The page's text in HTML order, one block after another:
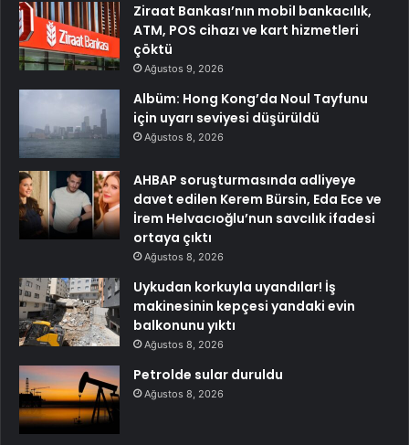
Ziraat Bankası’nın mobil bankacılık,
ATM, POS cihazı ve kart hizmetleri
çöktü
Ağustos 9, 2026
Albüm: Hong Kong’da Noul Tayfunu
için uyarı seviyesi düşürüldü
Ağustos 8, 2026
AHBAP soruşturmasında adliyeye
davet edilen Kerem Bürsin, Eda Ece ve
İrem Helvacıoğlu’nun savcılık ifadesi
ortaya çıktı
Ağustos 8, 2026
Uykudan korkuyla uyandılar! İş
makinesinin kepçesi yandaki evin
balkonunu yıktı
Ağustos 8, 2026
Petrolde sular duruldu
Ağustos 8, 2026